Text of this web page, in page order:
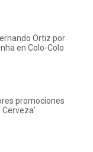
Ortiz por
en Colo-Colo
promociones
Cerveza'